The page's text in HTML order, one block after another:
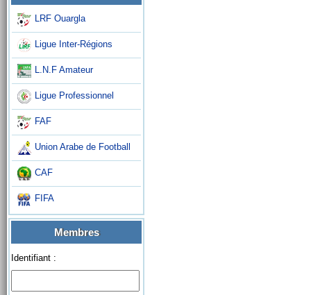
LRF Ouargla
Ligue Inter-Régions
L.N.F Amateur
Ligue Professionnel
FAF
Union Arabe de Football
CAF
FIFA
Membres
Identifiant :